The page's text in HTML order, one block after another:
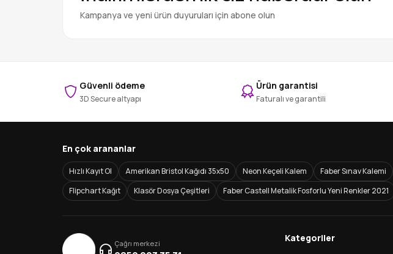
Kampanya ve yeni ürün duyuruları için abone olun
Güvenli ödeme
3D Secure altyapı
Ürün garantisi
Faturalı ve garantili
En çok arananlar
Hızlı Kayıt Ol Amerikan Bristol Kağıdı 35x50 Neon Keçeli Kalem Faber Sınav Kalemi
Flipchart Kağıt
Klasör Dosya Çeşitleri Faber Castell Metalik Fosforlu Yeni Renkler 2021
Çağrı merkezi Kategoriler